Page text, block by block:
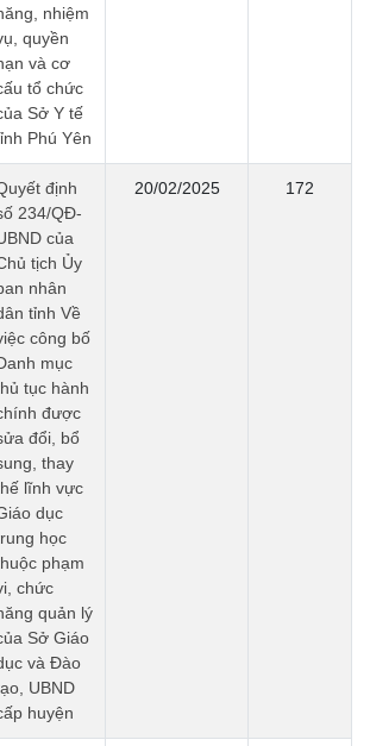
nhiệm
quyền
và cơ
tổ chức
Sở Y tế
Phú Yên
định
234/QĐ-
của
tịch Ủy
nhân
tỉnh Về
công bố
mục
tục hành
được
đổi, bổ
thay
lĩnh vực
dục
học
phạm
chức
quản lý
Sở Giáo
và Đào
UBND
huyện
20/02/2025 172